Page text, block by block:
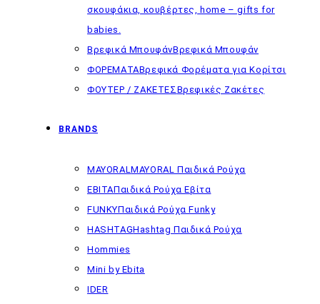
σκουφάκια, κουβέρτες, home – gifts for
babies.
Βρεφικά ΜπουφάνΒρεφικά Μπουφάν
ΦΟΡΕΜΑΤΑΒρεφικά Φορέματα για Κορίτσι
ΦΟΥΤΕΡ / ΖΑΚΕΤΕΣΒρεφικές Ζακέτες
BRANDS
MAYORALMAYORAL Παιδικά Ρούχα
EBITAΠαιδικά Ρούχα Εβίτα
FUNKYΠαιδικά Ρούχα Funky
HASHTAGHashtag Παιδικά Ρούχα
Hommies
Mini by Ebita
IDER